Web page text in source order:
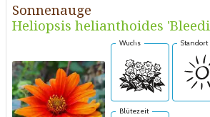
Sonnenauge
Heliopsis helianthoides
Wuchs Standort
Blütezeit